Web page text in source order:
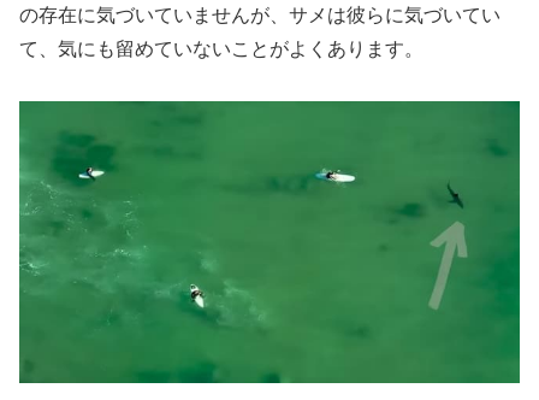
の存在に気づいていませんが、サメは彼らに気づいてい
て、気にも留めていないことがよくあります。